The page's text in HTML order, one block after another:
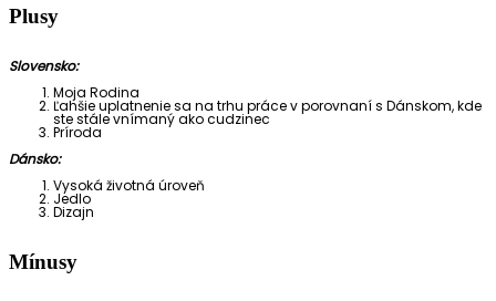
Plusy
Slovensko:
Moja Rodina
Ľahšie uplatnenie sa na trhu práce v porovnaní s Dánskom, kde
ste stále vnímaný ako cudzinec
Príroda
Dánsko:
Vysoká životná úroveň
Jedlo
Dizajn
Mínusy